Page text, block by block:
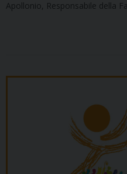
Apollonio, Responsabile della